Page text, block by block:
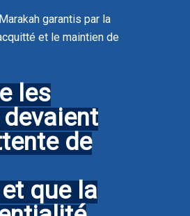
garantis par la
et le maintien de
les
de
que la